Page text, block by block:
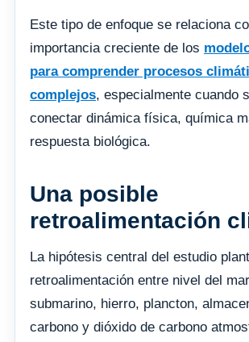
Este tipo de enfoque se relaciona
importancia creciente de los
para comprender procesos
complejos, especialmente cuando
conectar dinámica física, química
respuesta biológica.
Una posible
retroalimentación
La hipótesis central del estudio
retroalimentación entre nivel del
submarino, hierro, plancton,
carbono y dióxido de carbono